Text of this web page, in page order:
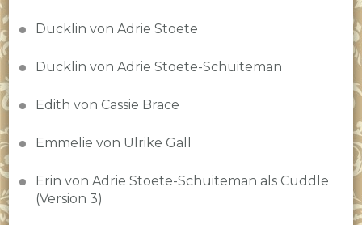
Ducklin von Adrie Stoete
Ducklin von Adrie Stoete-Schuiteman
Edith von Cassie Brace
Emmelie von Ulrike Gall
Erin von Adrie Stoete-Schuiteman als Cuddle
(Version 3)